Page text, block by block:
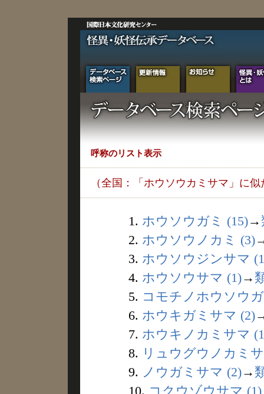
呼称のリスト表示
（全国：「ホウソウカミサマ」に
1. ホウソウガミ (15)→
2. ホウソウノカミ (3)
3. ホウソウジンサマ
4. ホウソウサマ (1)→
5. コモチノホウソウ
6. ホウキガミサマ (2)
7. ホウキノカミサマ
8. リュウグウノカミ
9. ノウガミサマ (2)→
10. コクウゾウサマ (1)